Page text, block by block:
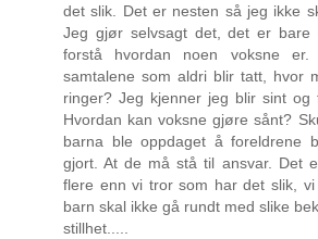
det slik. Det er nesten så jeg ikke
Jeg gjør selvsagt det, det er
forstå hvordan noen voksne
samtalene som aldri blir tatt, hvor
ringer? Jeg kjenner jeg blir sint og
Hvordan kan voksne gjøre sånt?
barna ble oppdaget å foreldrene
gjort. At de må stå til ansvar. Det
flere enn vi tror som har det slik,
barn skal ikke gå rundt med slike
stillhet.....